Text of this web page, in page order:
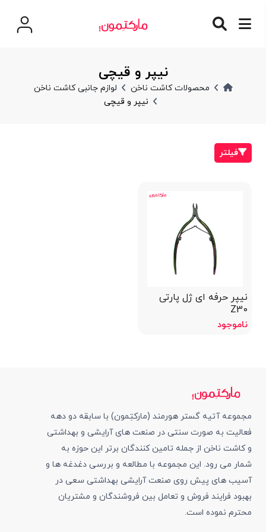
نیپر و قیچی
محصولات کاشت ناخن
لوازم جانبی کاشت ناخن
نیپر و قیچی
فیلتر
نیپر حرفه ای ژل پارتی
Z30
ناموجود
مجموعه آتیه گستر هورمند (مارکتِمون) با سابقه دو دهه
فعالیت به صورت سنتی در صنعت های آرایشی و بهداشتی
و کاشت ناخن از جمله تامین کنندگان برتر این حوزه به
شمار می رود. این مجموعه با مطالعه و بررسی دغدغه ها و
آسیب های پیش روی صنعت آرایشی بهداشتی سعی در
بهبود فرایند فروش و تعامل بین فروشندگان و مشتریان
محترم نموده است.